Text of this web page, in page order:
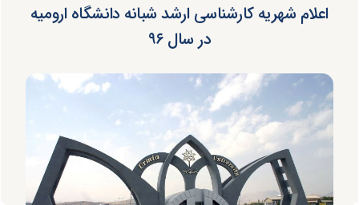
اعلام شهریه کارشناسی ارشد شبانه دانشگاه ارومیه
در سال ۹۶